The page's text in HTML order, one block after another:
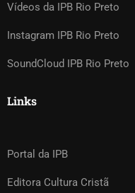
Vídeos da IPB Rio Preto
Instagram IPB Rio Preto
SoundCloud IPB Rio Preto
Links
Portal da IPB
Editora Cultura Cristã